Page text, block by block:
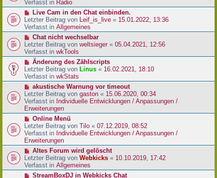
u
e
r
B
e
t
r
a
g
Verfasst in Radio
N
e
u
e
r
B
e
t
r
a
g
Live Cam in den Chat einbinden.
Letzter Beitrag von Leif_is_live « 15.01.2022, 13:36
Verfasst in Allgemeines
N
e
u
e
r
B
e
t
r
a
g
Chat nicht wechselbar
Letzter Beitrag von weltsieger « 05.04.2021, 12:56
Verfasst in wkTools
N
e
u
e
r
B
e
i
r
a
g
Änderung des Zählscripts
Letzter Beitrag von Linus « 16.02.2021, 18:10
Verfasst in wkStats
N
e
u
e
r
B
e
i
t
a
g
akustische Warnung vor timeout
Letzter Beitrag von gaston « 15.06.2020, 00:34
Verfasst in Individuelle Entwicklungen / Anpassungen /
Erweiterungen
N
e
u
e
r
B
e
i
Online Menü
Letzter Beitrag von Tilo « 07.12.2019, 08:52
Verfasst in Individuelle Entwicklungen / Anpassungen /
Erweiterungen
N
e
u
e
Altes Forum wird gelöscht
Letzter Beitrag von Webkicks « 10.10.2019, 17:42
Verfasst in Allgemeines
NStreamBoxDJ in Webkicks Chat